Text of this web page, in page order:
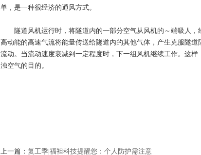
单，是一种很经济的通风方式。
隧道风机运行时，将隧道内的一部分空气从风机的～端吸人，
高动能的高速气流将能量传送给隧道内的其他气体，产生克服隧
流动。当流动速度衰减到一定程度时，下一组风机继续工作。这
浊空气的目的。
上一篇： 复工季|福袒科技提醒您：个人防护需注意